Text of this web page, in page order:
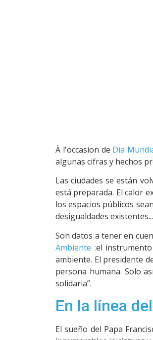
À l'occasion de Día
algunas cifras y hechos
Las ciudades se están
está preparada. El calor
los espacios públicos
desigualdades existentes...
Son datos a tener en
Ambiente :el
ambiente. El presidente
persona humana. Solo
solidaria”.
En la línea
El sueño del Papa